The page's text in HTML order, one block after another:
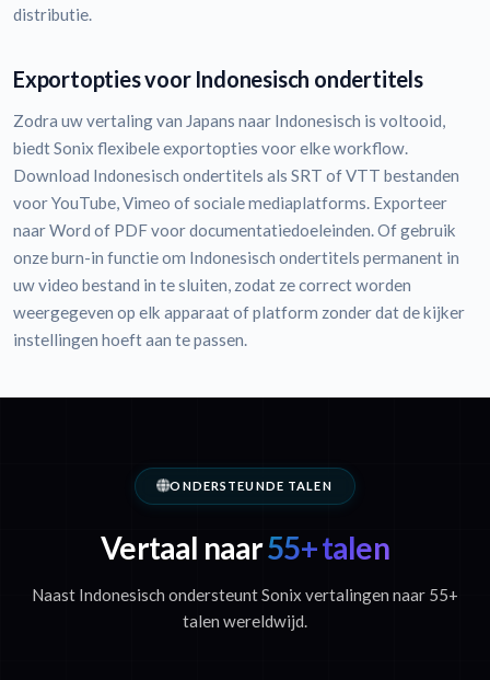
distributie.
Exportopties voor Indonesisch ondertitels
Zodra uw vertaling van Japans naar Indonesisch is voltooid,
biedt Sonix flexibele exportopties voor elke workflow.
Download Indonesisch ondertitels als SRT of VTT bestanden
voor YouTube, Vimeo of sociale mediaplatforms. Exporteer
naar Word of PDF voor documentatiedoeleinden. Of gebruik
onze burn-in functie om Indonesisch ondertitels permanent in
uw video bestand in te sluiten, zodat ze correct worden
weergegeven op elk apparaat of platform zonder dat de kijker
instellingen hoeft aan te passen.
ONDERSTEUNDE TALEN
Vertaal naar55+ talen
Naast Indonesisch ondersteunt Sonix vertalingen naar 55+
talen wereldwijd.